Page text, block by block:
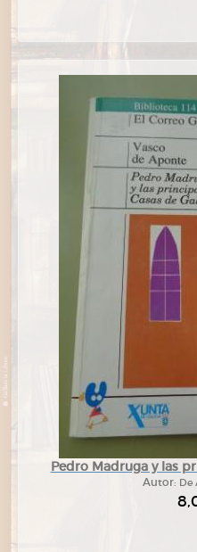
Pedro Madruga y las
Autor: De